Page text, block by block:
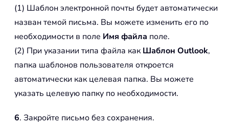
(1) Шаблон электронной почты будет автоматически
назван темой письма. Вы можете изменить его по
необходимости в поле Имя файла поле.
(2) При указании типа файла какШаблон Outlook,
папка шаблонов пользователя откроется
автоматически как целевая папка. Вы можете
указать целевую папку по необходимости.
6. Закройте письмо без сохранения.